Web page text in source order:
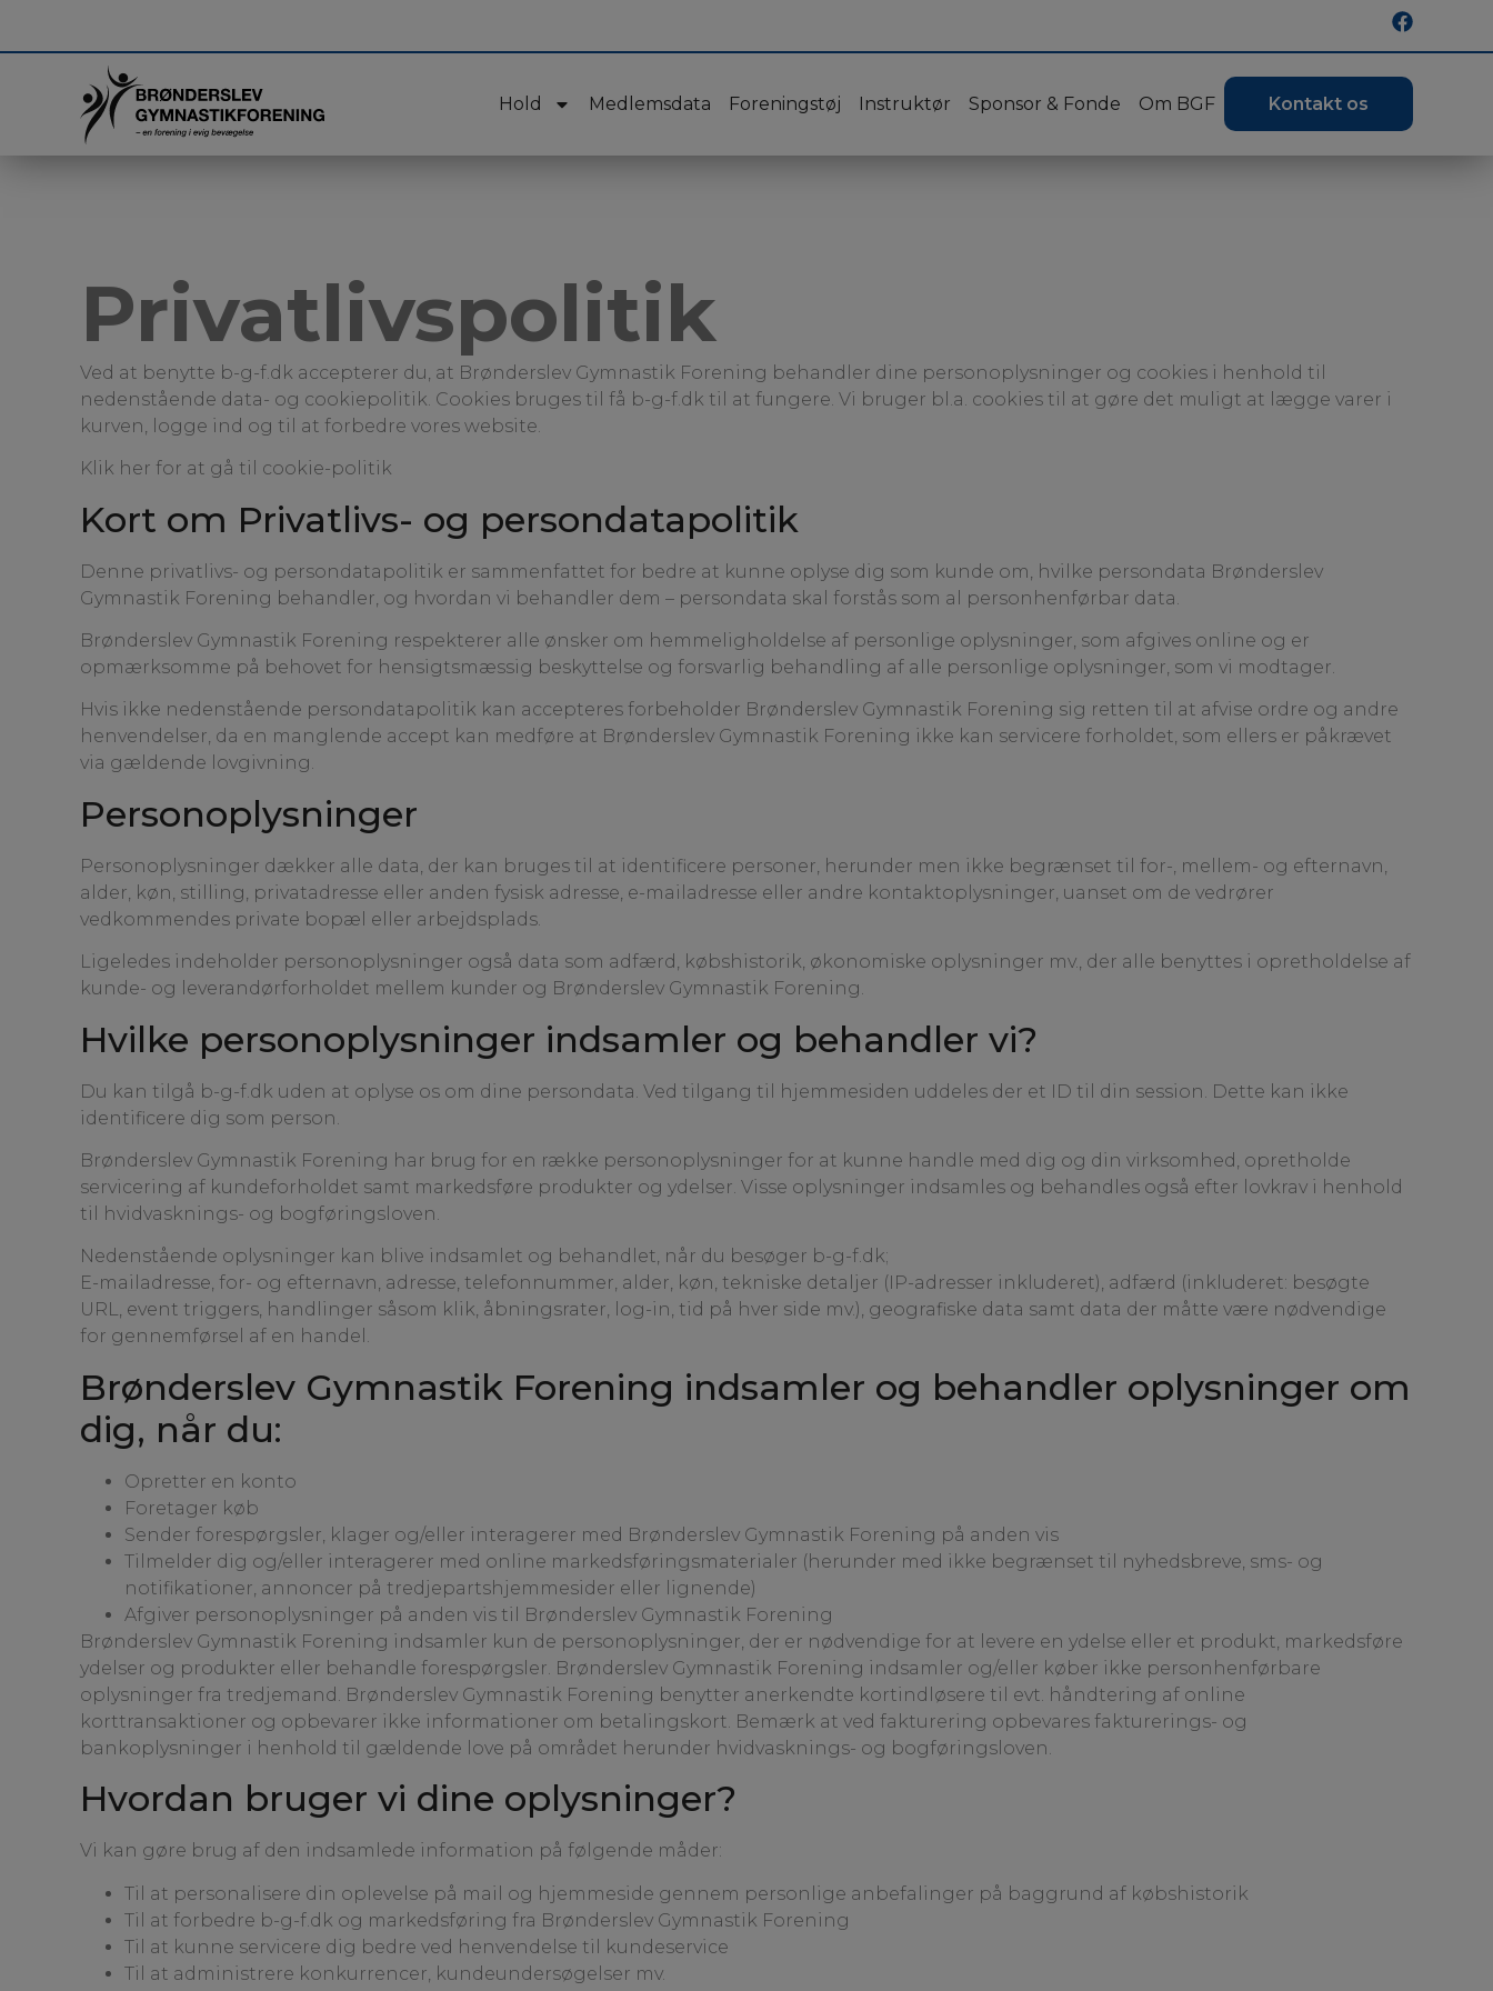
Hold Medlemsdata Foreningstøj Instruktør Sponsor & Fonde Om BGF Kontakt os
Privatlivspolitik
Ved at benytte b-g-f.dk accepterer du, at Brønderslev Gymnastik Forening behandler dine personoplysninger og cookies i henhold til
nedenstående data- og cookiepolitik. Cookies bruges til få b-g-f.dk til at fungere. Vi bruger bl.a. cookies til at gøre det muligt at lægge varer i
kurven, logge ind og til at forbedre vores website.
Klik her for at gå til cookie-politik
Kort om Privatlivs- og persondatapolitik
Denne privatlivs- og persondatapolitik er sammenfattet for bedre at kunne oplyse dig som kunde om, hvilke persondata Brønderslev
Gymnastik Forening behandler, og hvordan vi behandler dem – persondata skal forstås som al personhenførbar data.
Brønderslev Gymnastik Forening respekterer alle ønsker om hemmeligholdelse af personlige oplysninger, som afgives online og er
opmærksomme på behovet for hensigtsmæssig beskyttelse og forsvarlig behandling af alle personlige oplysninger, som vi modtager.
Hvis ikke nedenstående persondatapolitik kan accepteres forbeholder Brønderslev Gymnastik Forening sig retten til at afvise ordre og andre
henvendelser, da en manglende accept kan medføre at Brønderslev Gymnastik Forening ikke kan servicere forholdet, som ellers er påkrævet
via gældende lovgivning.
Personoplysninger
Personoplysninger dækker alle data, der kan bruges til at identificere personer, herunder men ikke begrænset til for-, mellem- og efternavn,
alder, køn, stilling, privatadresse eller anden fysisk adresse, e-mailadresse eller andre kontaktoplysninger, uanset om de vedrører
vedkommendes private bopæl eller arbejdsplads.
Ligeledes indeholder personoplysninger også data som adfærd, købshistorik, økonomiske oplysninger mv., der alle benyttes i opretholdelse af
kunde- og leverandørforholdet mellem kunder og Brønderslev Gymnastik Forening.
Hvilke personoplysninger indsamler og behandler vi?
Du kan tilgå b-g-f.dk uden at oplyse os om dine persondata. Ved tilgang til hjemmesiden uddeles der et ID til din session. Dette kan ikke
identificere dig som person.
Brønderslev Gymnastik Forening har brug for en række personoplysninger for at kunne handle med dig og din virksomhed, opretholde
servicering af kundeforholdet samt markedsføre produkter og ydelser. Visse oplysninger indsamles og behandles også efter lovkrav i henhold
til hvidvasknings- og bogføringsloven.
Nedenstående oplysninger kan blive indsamlet og behandlet, når du besøger b-g-f.dk;
E-mailadresse, for- og efternavn, adresse, telefonnummer, alder, køn, tekniske detaljer (IP-adresser inkluderet), adfærd (inkluderet: besøgte
URL, event triggers, handlinger såsom klik, åbningsrater, log-in, tid på hver side mv.), geografiske data samt data der måtte være nødvendige
for gennemførsel af en handel.
Brønderslev Gymnastik Forening indsamler og behandler oplysninger om
dig, når du:
Opretter en konto
Foretager køb
Sender forespørgsler, klager og/eller interagerer med Brønderslev Gymnastik Forening på anden vis
Tilmelder dig og/eller interagerer med online markedsføringsmaterialer (herunder med ikke begrænset til nyhedsbreve, sms- og
notifikationer, annoncer på tredjepartshjemmesider eller lignende)
Afgiver personoplysninger på anden vis til Brønderslev Gymnastik Forening
Brønderslev Gymnastik Forening indsamler kun de personoplysninger, der er nødvendige for at levere en ydelse eller et produkt, markedsføre
ydelser og produkter eller behandle forespørgsler. Brønderslev Gymnastik Forening indsamler og/eller køber ikke personhenførbare
oplysninger fra tredjemand. Brønderslev Gymnastik Forening benytter anerkendte kortindløsere til evt. håndtering af online
korttransaktioner og opbevarer ikke informationer om betalingskort. Bemærk at ved fakturering opbevares fakturerings- og
bankoplysninger i henhold til gældende love på området herunder hvidvasknings- og bogføringsloven.
Hvordan bruger vi dine oplysninger?
Vi kan gøre brug af den indsamlede information på følgende måder:
Til at personalisere din oplevelse på mail og hjemmeside gennem personlige anbefalinger på baggrund af købshistorik
Til at forbedre b-g-f.dk og markedsføring fra Brønderslev Gymnastik Forening
Til at kunne servicere dig bedre ved henvendelse til kundeservice
Til at administrere konkurrencer, kundeundersøgelser mv.